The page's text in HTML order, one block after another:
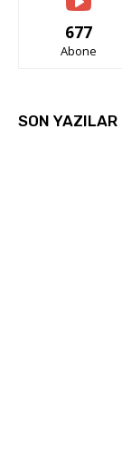
677
Abone
SON YAZILAR